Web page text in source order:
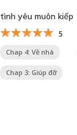
tình yêu muôn kiếp
5
Chap 4: Về nhà
Chap 3: Giúp đỡ